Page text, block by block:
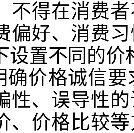
不得在消费
偏好、消费
设置不同的价
确价格诚信
性、误导性
、价格比较